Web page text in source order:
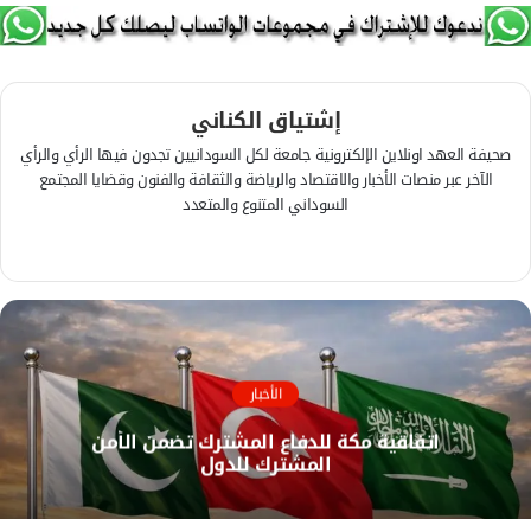
إشتياق الكناني
صحيفة العهد اونلاين الإلكترونية جامعة لكل السودانيين تجدون فيها الرأي والرأي
الآخر عبر منصات الأخبار والاقتصاد والرياضة والثقافة والفنون وقضايا المجتمع
السوداني المتنوع والمتعدد
م
و
ق
ع
ا
ل
و
ي
ب
س
ب
و
ك الأخبار
اتفاقية مكة للدفاع المشترك تضمن الأمن
المشترك للدول